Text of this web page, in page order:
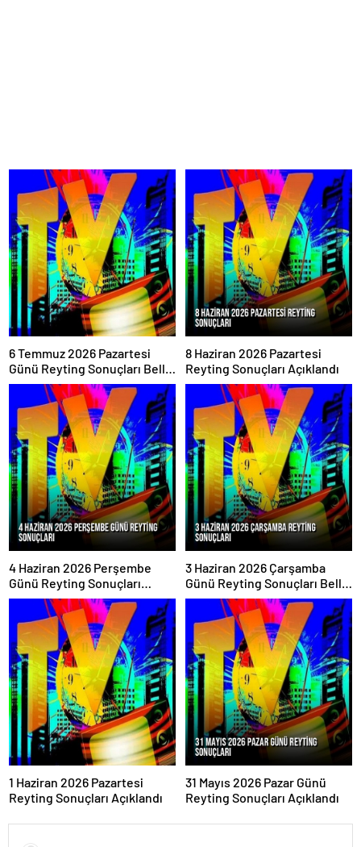
6 Temmuz 2026 Pazartesi
Günü Reyting Sonuçları Belli
Oldu
8 Haziran 2026 Pazartesi
Reyting Sonuçları Açıklandı
4 Haziran 2026 Perşembe
Günü Reyting Sonuçları
Açıklandı
3 Haziran 2026 Çarşamba
Günü Reyting Sonuçları Belli
Oldu
1 Haziran 2026 Pazartesi
Reyting Sonuçları Açıklandı
31 Mayıs 2026 Pazar Günü
Reyting Sonuçları Açıklandı